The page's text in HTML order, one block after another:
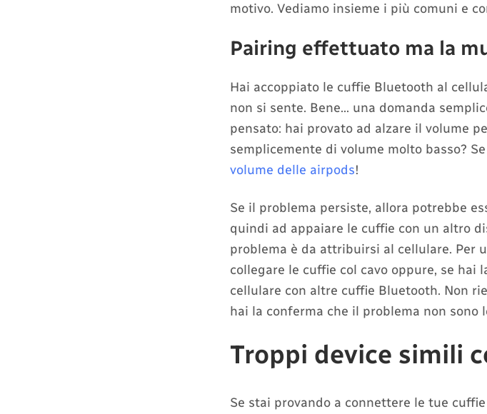
motivo. Vediamo insieme i più comuni e
Pairing effettuato ma la
Hai accoppiato le cuffie Bluetooth al
non si sente. Bene… una domanda
pensato: hai provato ad alzare il volume
semplicemente di volume molto basso?
volume delle airpods!
Se il problema persiste, allora potrebbe
quindi ad appaiare le cuffie con un altro
problema è da attribuirsi al cellulare. Per
collegare le cuffie col cavo oppure, se hai
cellulare con altre cuffie Bluetooth. Non
hai la conferma che il problema non sono
Troppi device simili
Se stai provando a connettere le tue